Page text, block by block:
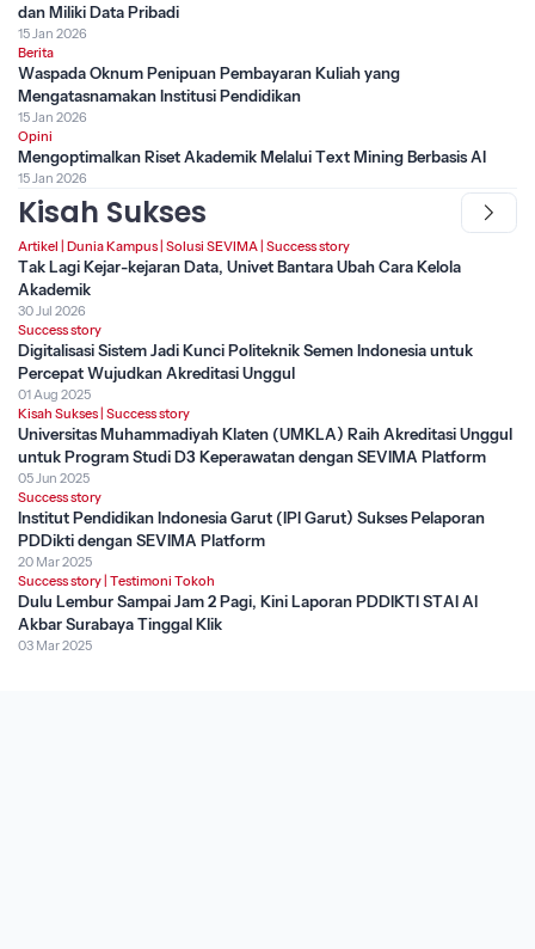
dan Miliki Data Pribadi
15 Jan 2026
Berita
Waspada Oknum Penipuan Pembayaran Kuliah yang
Mengatasnamakan Institusi Pendidikan
15 Jan 2026
Opini
Mengoptimalkan Riset Akademik Melalui Text Mining Berbasis AI
15 Jan 2026
Kisah Sukses
Artikel | Dunia Kampus | Solusi SEVIMA | Success story
Tak Lagi Kejar-kejaran Data, Univet Bantara Ubah Cara Kelola
Akademik
30 Jul 2026
Success story
Digitalisasi Sistem Jadi Kunci Politeknik Semen Indonesia untuk
Percepat Wujudkan Akreditasi Unggul
01 Aug 2025
Kisah Sukses | Success story
Universitas Muhammadiyah Klaten (UMKLA) Raih Akreditasi Unggul
untuk Program Studi D3 Keperawatan dengan SEVIMA Platform
05 Jun 2025
Success story
Institut Pendidikan Indonesia Garut (IPI Garut) Sukses Pelaporan
PDDikti dengan SEVIMA Platform
20 Mar 2025
Success story | Testimoni Tokoh
Dulu Lembur Sampai Jam 2 Pagi, Kini Laporan PDDIKTI STAI Al
Akbar Surabaya Tinggal Klik
03 Mar 2025